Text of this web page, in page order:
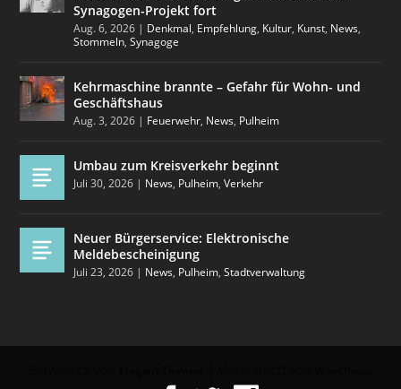
Synagogen-Projekt fort
Aug. 6, 2026 | Denkmal, Empfehlung, Kultur, Kunst, News,
Stommeln,Synagoge
Kehrmaschine brannte – Gefahr für Wohn- und
Geschäftshaus
Aug. 3, 2026 | Feuerwehr, News, Pulheim
Umbau zum Kreisverkehr beginnt
Juli 30, 2026 | News, Pulheim,Verkehr
Neuer Bürgerservice: Elektronische
Meldebescheinigung
Juli 23, 2026 | News, Pulheim,Stadtverwaltung